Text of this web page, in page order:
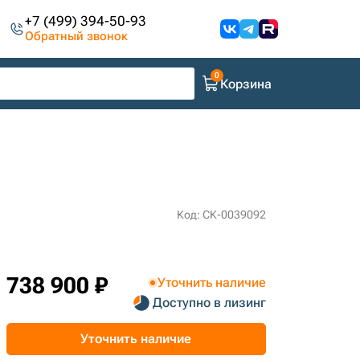
+7 (499) 394-50-93
Обратный звонок
Корзина
Код: СК-0039092
738 900 ₽
Уточнить наличие
Доступно в лизинг
Уточнить наличие